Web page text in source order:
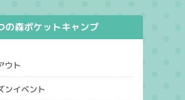
の森ポケットキャンプ
ウト
ンイベント